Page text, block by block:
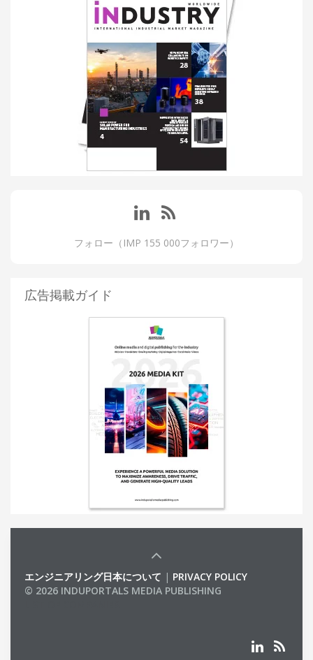
フォロー（IMP 155 000フォロワー）
広告掲載ガイド
エンジニアリング日本について | PRIVACY POLICY
© 2026 INDUPORTALS MEDIA PUBLISHING